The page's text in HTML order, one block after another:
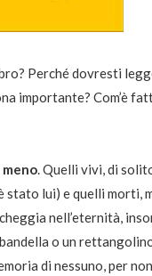
Perché dovresti
importante? Com’è
. Quelli vivi, di
stato lui) e quelli morti,
nell’eternità,
o un
di nessuno, per